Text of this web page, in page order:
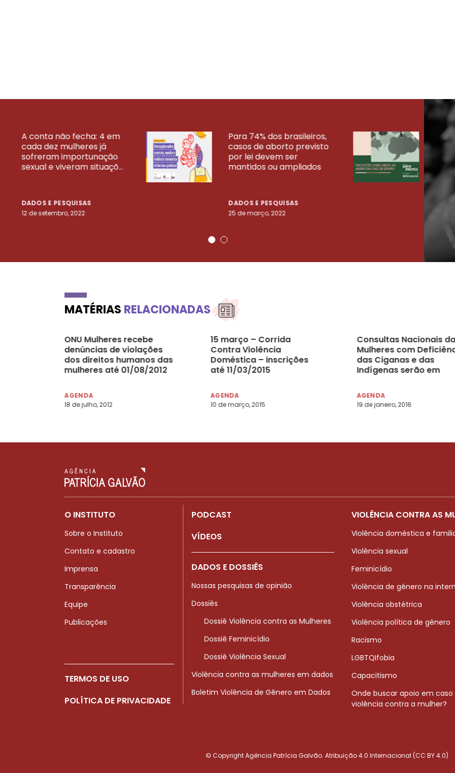
A conta não fecha: 4 em
cada dez mulheres já
sofreram importunação
sexual e viveram situaçõ...
DADOS E PESQUISAS
12 de setembro, 2022
Para 74% dos brasileiros,
casos de aborto previsto
por lei devem ser
mantidos ou ampliados
DADOS E PESQUISAS
25 de março, 2022
23
VEJA MAIS PESQUISAS
MATÉRIAS RELACIONADAS
ONU Mulheres recebe
denúncias de violações
dos direitos humanos das
mulheres até 01/08/2012
AGENDA
18 de julho, 2012
15 março – Corrida
Contra Violência
Doméstica – inscrições
até 11/03/2015
AGENDA
10 de março, 2015
Consultas Nacionais
Mulheres com
das Ciganas e das
Indígenas serão em
AGENDA
19 de janeiro, 2016
O INSTITUTO
Sobre o Instituto
Contato e cadastro
Imprensa
Transparência
Equipe
Publicações
TERMOS DE USO
POLÍTICA DE PRIVACIDADE
PODCAST
VÍDEOS
DADOS E DOSSIÊS
Nossas pesquisas de opinião
Dossiês
Dossiê Violência contra as Mulheres
Dossiê Feminicídio
Dossiê Violência Sexual
Violência contra as mulheres em dados
Boletim Violência de Gênero em Dados
VIOLÊNCIA CONTRA AS
Violência doméstica e
Violência sexual
Feminicídio
Violência de gênero na
Violência obstétrica
Violência política de gênero
Racismo
LGBTQIfobia
Capacitismo
Onde buscar apoio em caso
violência contra a mulher?
© Copyright Agência Patrícia Galvão. Atribuição 4.0 Internacional (CC BY 4.0)